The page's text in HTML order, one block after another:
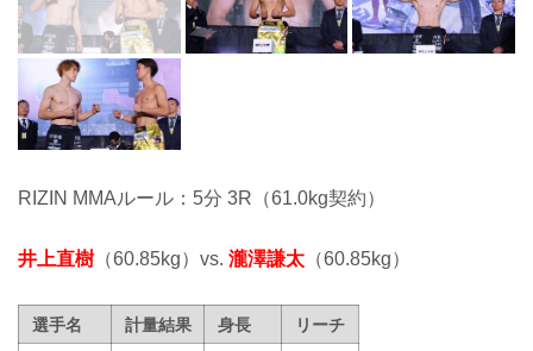
RIZIN MMAルール：5分 3R（61.0kg契約）
井上直樹 （60.85kg）vs. 瀧澤謙太 （60.85kg）
選手名 計量結果 身長
リーチ